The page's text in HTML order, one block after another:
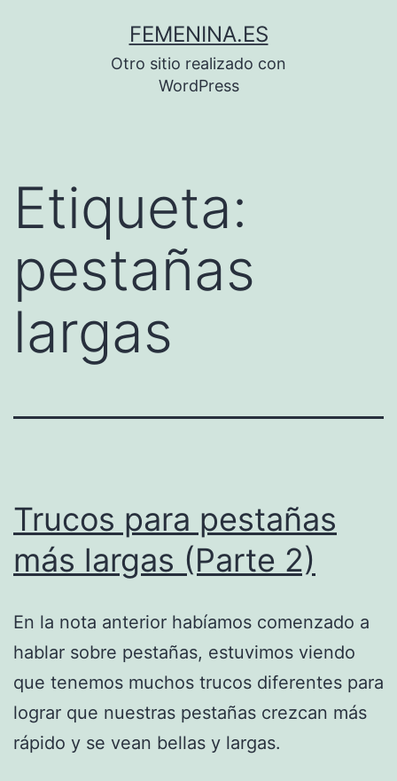
FEMENINA.ES
Otro sitio realizado con
WordPress
Etiqueta:
pestañas
largas
Trucos para pestañas
más largas (Parte 2)
En la nota anterior habíamos comenzado a
hablar sobre pestañas, estuvimos viendo
que tenemos muchos trucos diferentes para
lograr que nuestras pestañas crezcan más
rápido y se vean bellas y largas.